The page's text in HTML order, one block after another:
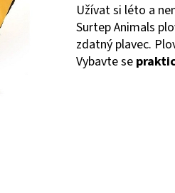
Užívat si léto a
Surtep Animals
zdatný plavec.
Vybavte se